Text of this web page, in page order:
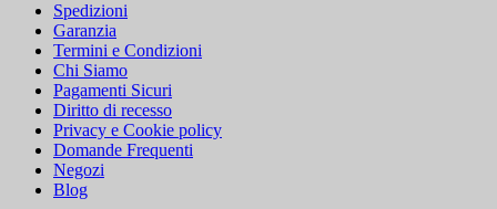
Spedizioni
Garanzia
Termini e Condizioni
Chi Siamo
Pagamenti Sicuri
Diritto di recesso
Privacy e Cookie policy
Domande Frequenti
Negozi
Blog